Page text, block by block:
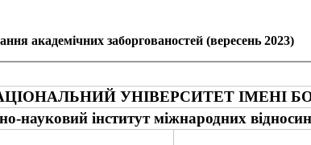
академічних заборгованостей (вересень 2023)